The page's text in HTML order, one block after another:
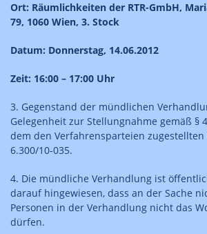
Ort: Räumlichkeiten der RTR-GmbH,
79, 1060 Wien, 3. Stock
Datum: Donnerstag, 14.06.2012
Zeit: 16:00 – 17:00 Uhr
3. Gegenstand der mündlichen
Gelegenheit zur Stellungnahme gemäß §
dem den Verfahrensparteien zugestellten
6.300/10-035.
4. Die mündliche Verhandlung ist
darauf hingewiesen, dass an der Sache
Personen in der Verhandlung nicht das
dürfen.